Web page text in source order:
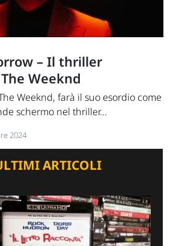
– Il thriller
Weeknd
Weeknd, farà il suo esordio come
schermo nel thriller...
2024
ARTICOLI